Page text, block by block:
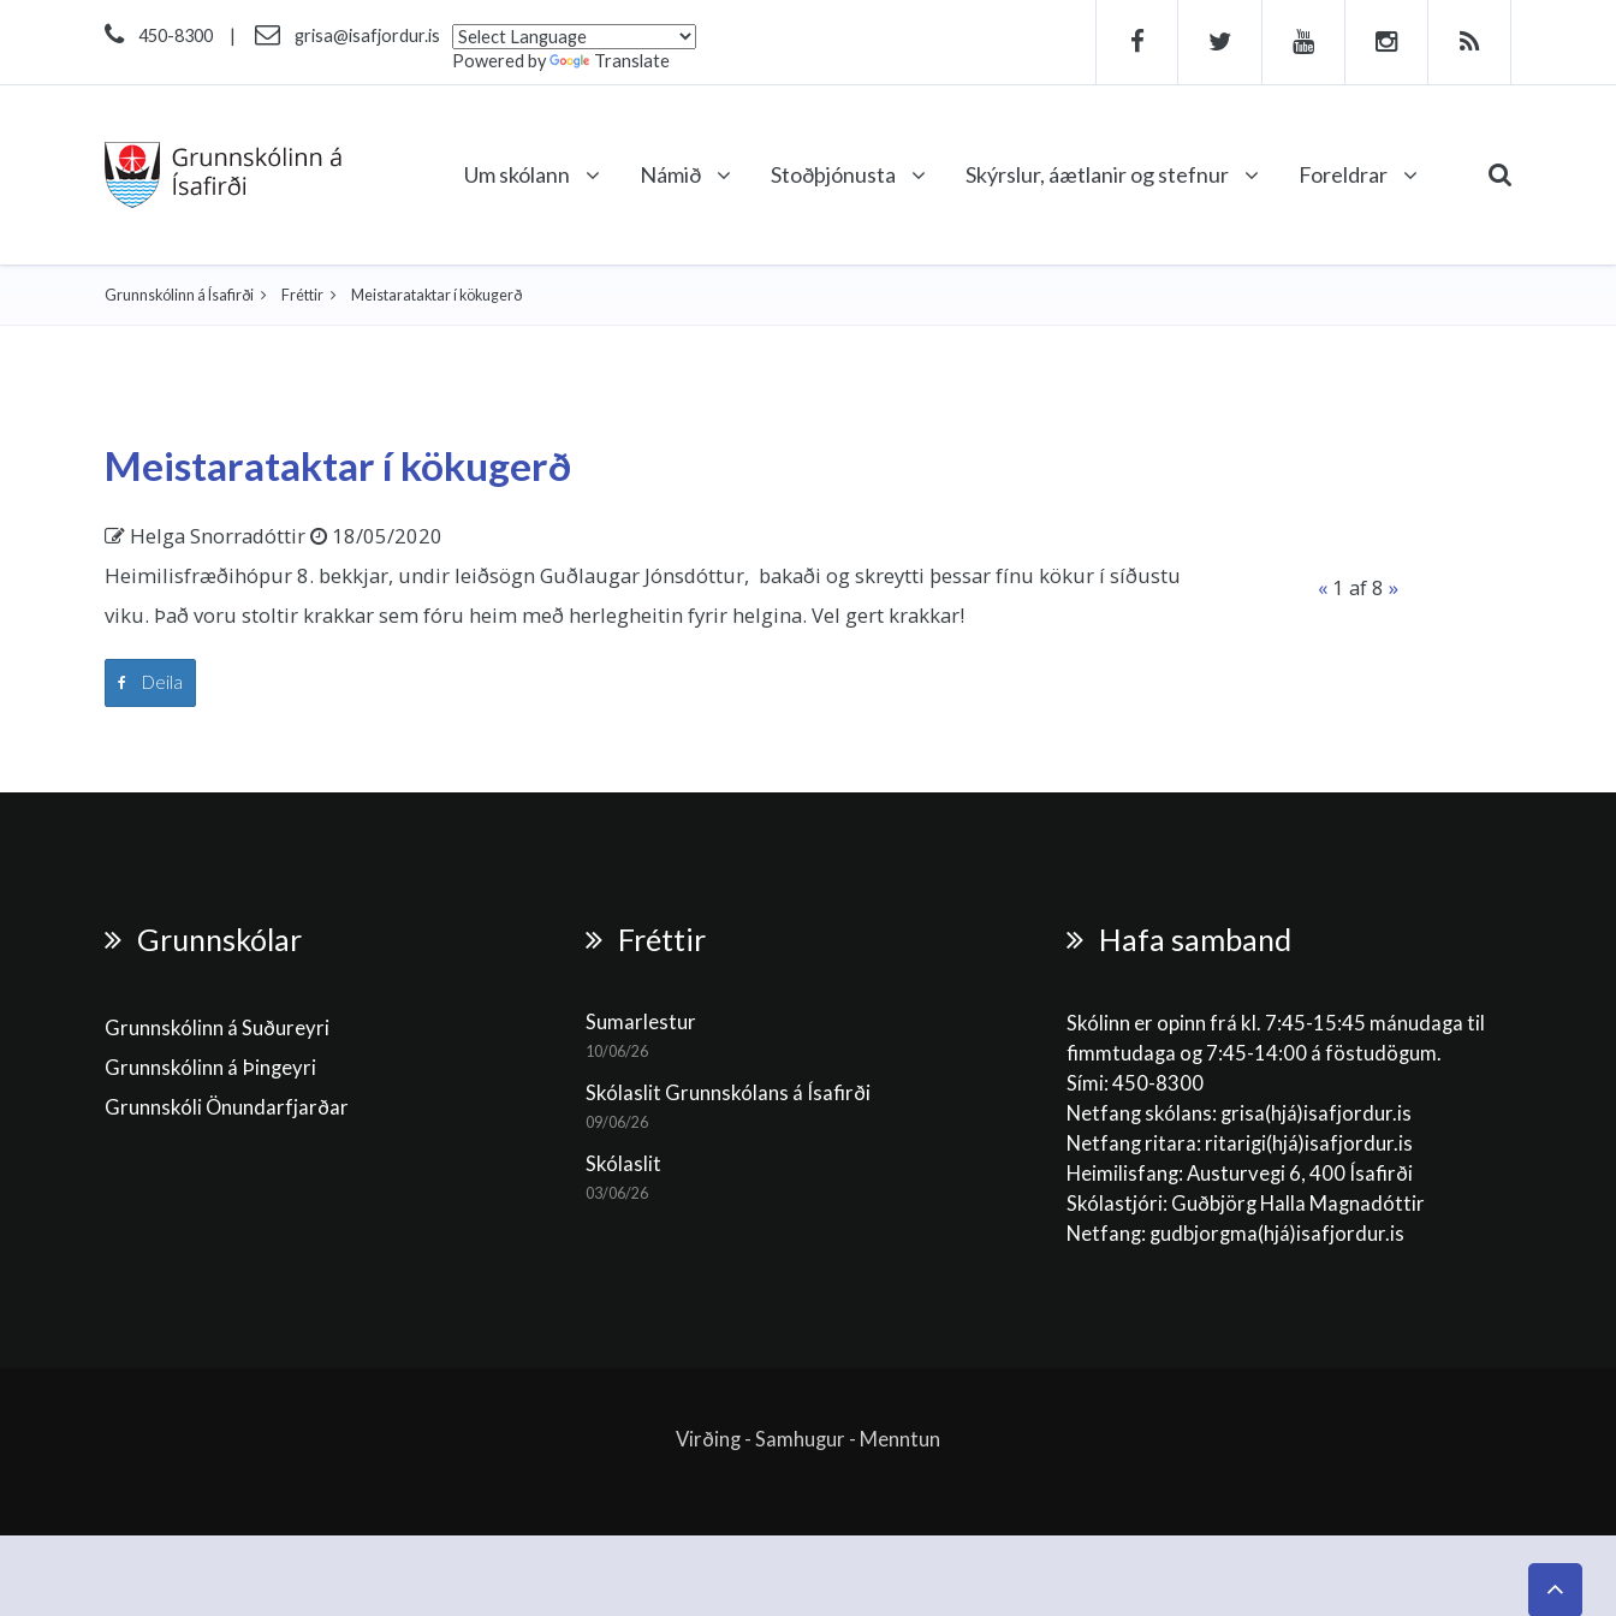
450-8300 |
grisa@isafjordur.is
Powered by
Translate
Um skólann Námið Stoðþjónusta Skýrslur, áætlanir og stefnur Foreldrar
Grunnskólinn á Ísafirði Fréttir Meistarataktar í kökugerð
Meistarataktar í kökugerð
Helga Snorradóttir
18/05/2020
« 1 af 8 »
Heimilisfræðihópur 8. bekkjar, undir leiðsögn Guðlaugar Jónsdóttur, bakaði og skreytti þessar fínu kökur í síðustu
viku. Það voru stoltir krakkar sem fóru heim með herlegheitin fyrir helgina. Vel gert krakkar!
Deila
Grunnskólar
Grunnskólinn á Suðureyri
Grunnskólinn á Þingeyri
Grunnskóli Önundarfjarðar
Fréttir
Sumarlestur
10/06/26
Skólaslit Grunnskólans á Ísafirði
09/06/26
Skólaslit
03/06/26
Hafa samband
Skólinn er opinn frá kl. 7:45-15:45 mánudaga til
fimmtudaga og 7:45-14:00 á föstudögum.
Sími: 450-8300
Netfang skólans: grisa(hjá)isafjordur.is
Netfang ritara: ritarigi(hjá)isafjordur.is
Heimilisfang: Austurvegi 6, 400 Ísafirði
Skólastjóri: Guðbjörg Halla Magnadóttir
Netfang: gudbjorgma(hjá)isafjordur.is
Virðing - Samhugur - Menntun